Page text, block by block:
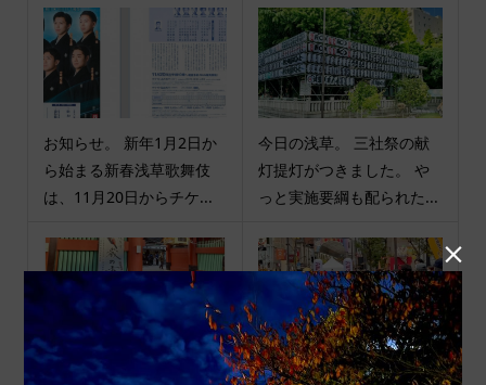
お知らせ。 新年1月2日か
ら始まる新春浅草歌舞伎
は、11月20日からチケ...
今日の浅草。 三社祭の献
灯提灯がつきました。 や
っと実施要綱も配られた...
今日の浅草。 雷門に「歳
今日の浅草。 六区ブロー
